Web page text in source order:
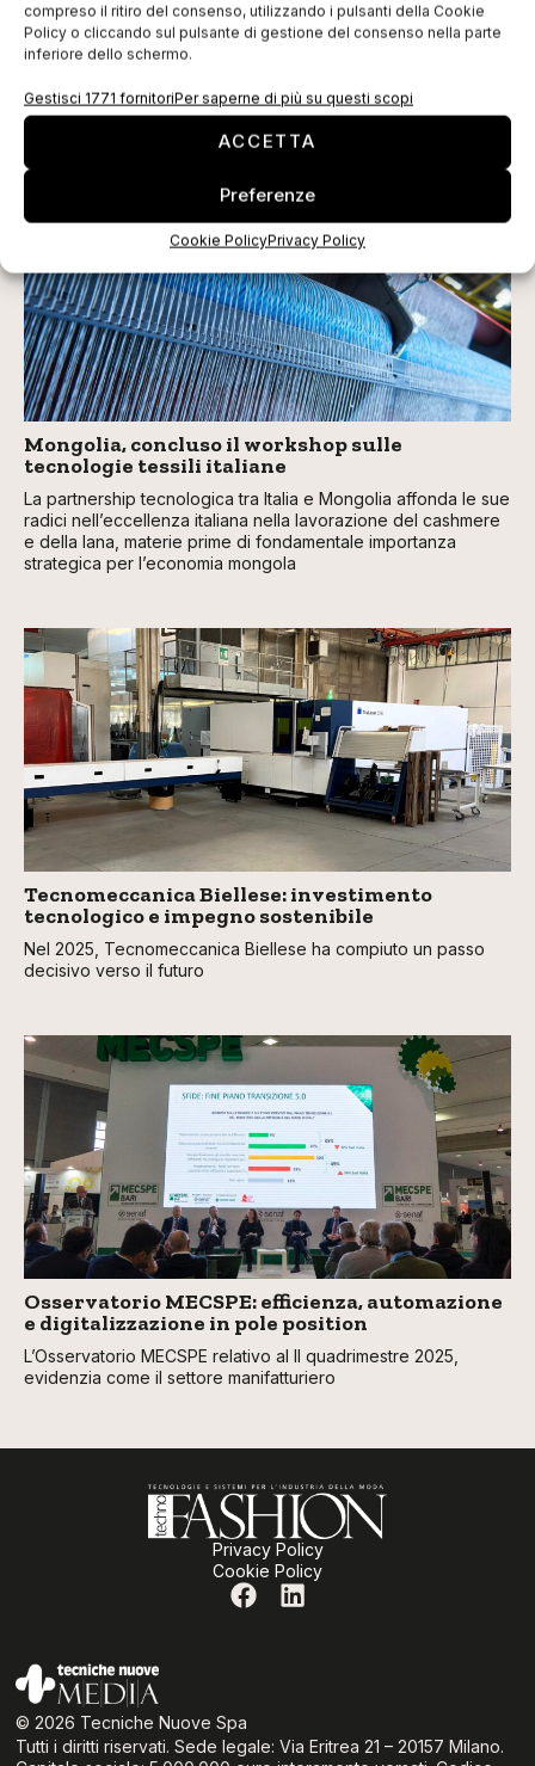
compreso il ritiro del consenso, utilizzando i pulsanti della Cookie
Policy o cliccando sul pulsante di gestione del consenso nella parte
inferiore dello schermo.
Gestisci 1771 fornitoriPer saperne di più su questi scopi
ACCETTA
Preferenze
Cookie PolicyPrivacy Policy
Proprietà intellettuale: sentenza a favore di
Biancalani per contraffazione dei suoi brevetti
in Cina
Il procedimento giudiziario promosso da Biancalani nei
confronti del produttore cinese di
Mongolia, concluso il workshop sulle
tecnologie tessili italiane
La partnership tecnologica tra Italia e Mongolia affonda le sue
radici nell’eccellenza italiana nella lavorazione del cashmere
e della lana, materie prime di fondamentale importanza
strategica per l’economia mongola
Tecnomeccanica Biellese: investimento
tecnologico e impegno sostenibile
Nel 2025, Tecnomeccanica Biellese ha compiuto un passo
decisivo verso il futuro
Osservatorio MECSPE: efficienza, automazione
e digitalizzazione in pole position
L’Osservatorio MECSPE relativo al II quadrimestre 2025,
evidenzia come il settore manifatturiero
Privacy Policy
Cookie Policy
© 2026 Tecniche Nuove Spa
Tutti i diritti riservati. Sede legale: Via Eritrea 21 – 20157 Milano.